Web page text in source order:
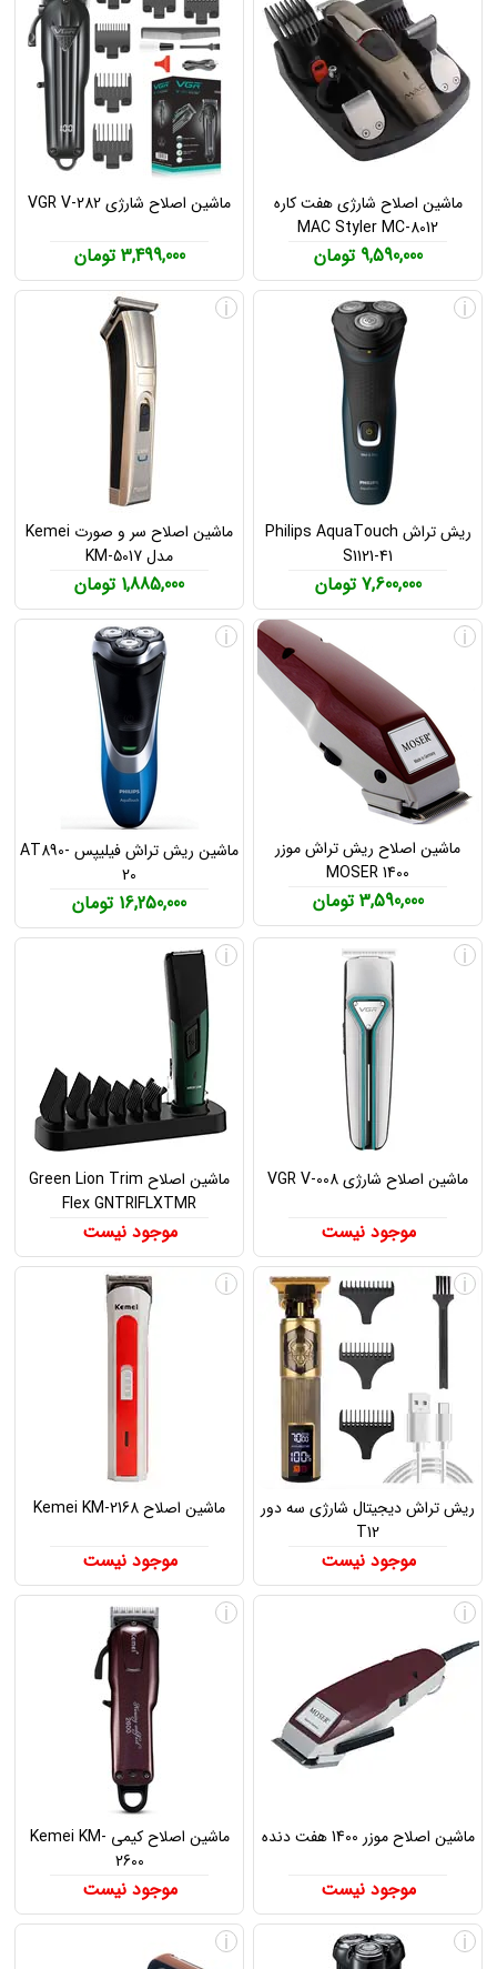
ماشین اصلاح شارژی هفت کاره
MAC Styler MC-8012
9,590,000 تومان
ماشین اصلاح شارژی VGR V-282
3,499,000 تومان
ریش تراش Philips AquaTouch
S1121-41
7,600,000 تومان
i
ماشین اصلاح سر و صورت Kemei
مدل KM-5017
1,885,000 تومان
i
ماشین اصلاح ریش تراش موزر
MOSER 1400
3,590,000 تومان
i
ماشین ریش تراش فیلیپس AT890-
20
16,250,000 تومان
i
ماشین اصلاح شارژی VGR V-008
موجود نیست
i
ماشین اصلاح Green Lion Trim
Flex GNTRIFLXTMR
موجود نیست
i
ریش تراش دیجیتال شارژی سه دور
T12
موجود نیست
i
ماشین اصلاح Kemei KM-2168
موجود نیست
i
ماشین اصلاح موزر 1400 هفت دنده
موجود نیست
i
ماشین اصلاح کیمی Kemei KM-
2600
موجود نیست
i
i
i